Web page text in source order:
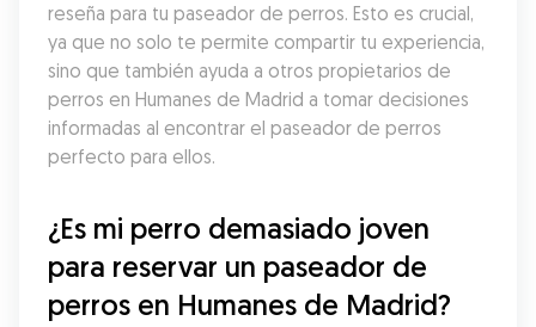
reseña para tu paseador de perros. Esto es crucial,
ya que no solo te permite compartir tu experiencia,
sino que también ayuda a otros propietarios de
perros en Humanes de Madrid a tomar decisiones
informadas al encontrar el paseador de perros
perfecto para ellos.
¿Es mi perro demasiado joven
para reservar un paseador de
perros en Humanes de Madrid?